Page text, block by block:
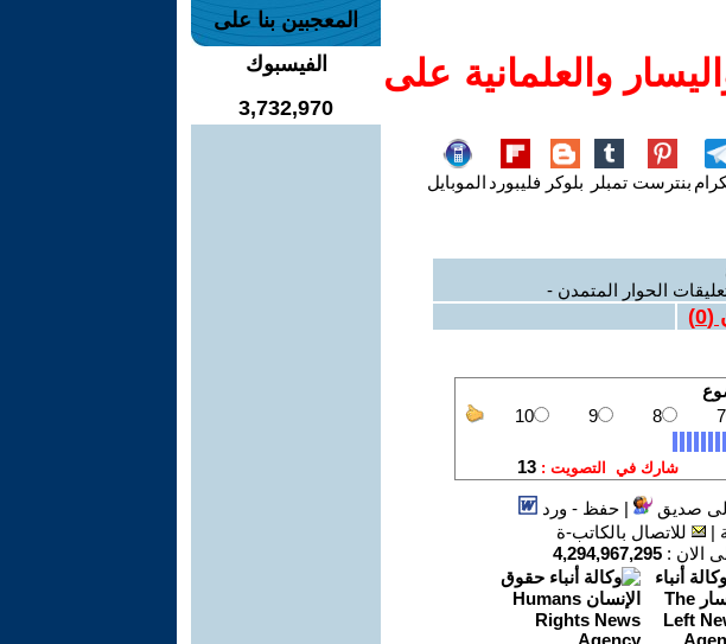
والعلمانية على
بنترست تمبلر بلوكر فليبورد الموبايل
الحوار المتمدن -
(
0
)
صديق |حفظ - ورد
|
للاتصال بالكاتب-ة
الان : 4,294,967,295
المعجبين بنا على
الفيسبوك
3,732,970